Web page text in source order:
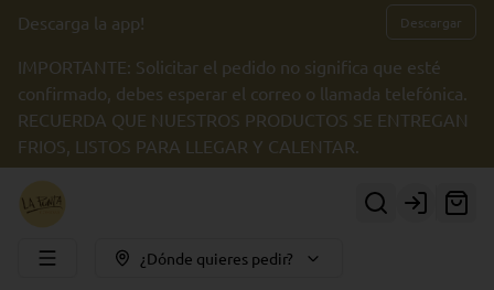
Descarga la app! Descargar
IMPORTANTE: Solicitar el pedido no significa que esté
confirmado, debes esperar el correo o llamada telefónica.
RECUERDA QUE NUESTROS PRODUCTOS SE ENTREGAN
FRIOS, LISTOS PARA LLEGAR Y CALENTAR.
Login
¿Dónde quieres pedir?